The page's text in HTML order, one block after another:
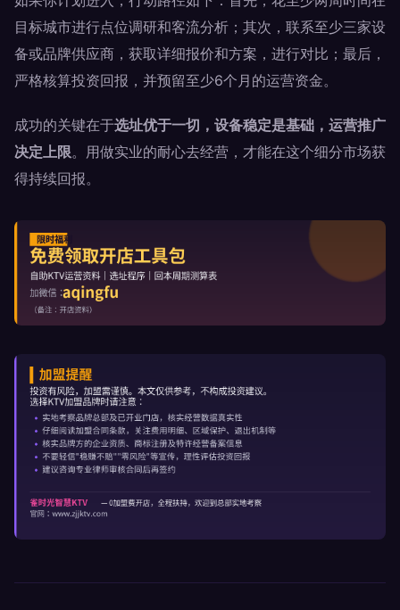
目标城市进行点位调研和客流分析；其次，联系至少三家设
备或品牌供应商，获取详细报价和方案，进行对比；最后，
严格核算投资回报，并预留至少6个月的运营资金。
成功的关键在于选址优于一切，设备稳定是基础，运营推广
决定上限。用做实业的耐心去经营，才能在这个细分市场获
得持续回报。